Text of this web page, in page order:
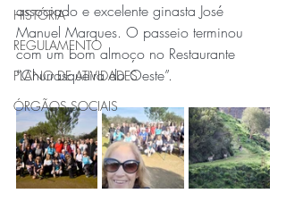
HISTÓRIA
REGULAMENTO
PLANO DE ATIVIDADES
ÓRGÃOS SOCIAIS
associado e excelente ginasta José
Manuel Marques. O passeio terminou
com um bom almoço no Restaurante
“Churrasqueira do Oeste”.